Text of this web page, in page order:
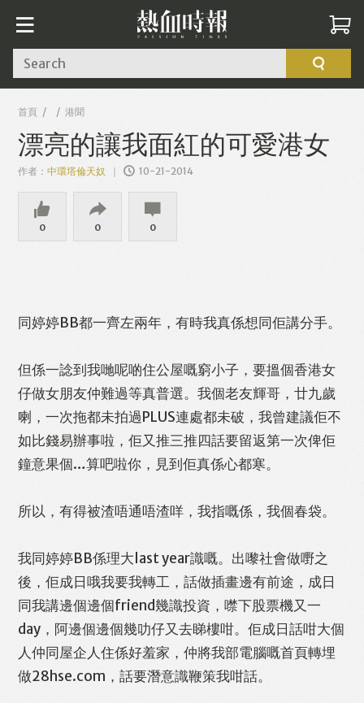
Search
首頁 港聞
漂亮的讓我面紅的可愛港女
作者：中環塔倫天奴 10-21-2014
0 0 0
同婷婷BB都一齊左兩年，有時我真係想同佢講分手。
但係一諗到我哋呢啲住公屋嘅窮小子，要搵個香港女
仔做女朋友仲難過等真普選。我個老友輝哥，廿九歲
喇，一次拖都未拍過PLUS連處都未破，我曾建議佢不
如比錢易辦事啦，佢又推三推四話要留返第一次俾佢
鐘意果個…算吧啦你，見到佢真係心都寒。
所以，有得被渣唔通唔渣咩，我指嘅係，我個春袋。
我同婷婷BB係理大last year識嘅。出嚟社會做嘢之
後，佢成日哦我要我轉工，話做插畫邊有前途，成日
同我講邊個邊個friend幾識投資，噤下股票機又一
day，阿邊個邊個幾叻仔又去睇樓咁。佢成日話咁大個
人仲同屋企人住係好羞家，仲將我部電腦嘅首頁轉埋
做28hse.com，話要潛意識鞭策我咁話。